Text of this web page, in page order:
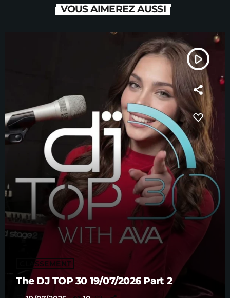
VOUS AIMEREZ AUSSI
play_arrow
CLASSEMENT
The DJ TOP 30 19/07/2026 Part 2